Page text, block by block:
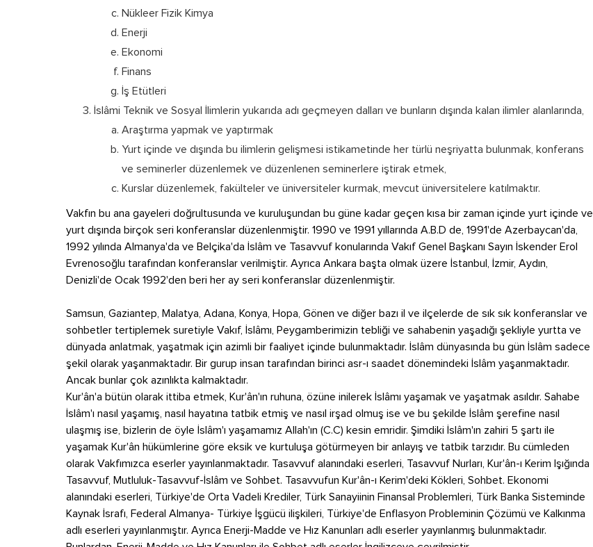
Nükleer Fizik Kimya
Enerji
Ekonomi
Finans
İş Etütleri
İslâmi Teknik ve Sosyal İlimlerin yukarıda adı geçmeyen dalları ve bunların dışında kalan ilimler alanlarında,
Araştırma yapmak ve yaptırmak
Yurt içinde ve dışında bu ilimlerin gelişmesi istikametinde her türlü neşriyatta bulunmak, konferans
ve seminerler düzenlemek ve düzenlenen seminerlere iştirak etmek,
Kurslar düzenlemek, fakülteler ve üniversiteler kurmak, mevcut üniversitelere katılmaktır.
Vakfın bu ana gayeleri doğrultusunda ve kuruluşundan bu güne kadar geçen kısa bir zaman içinde yurt içinde ve
yurt dışında birçok seri konferanslar düzenlenmiştir. 1990 ve 1991 yıllarında A.B.D de, 1991'de Azerbaycan'da,
1992 yılında Almanya'da ve Belçika'da İslâm ve Tasavvuf konularında Vakıf Genel Başkanı Sayın İskender Erol
Evrenosoğlu tarafından konferanslar verilmiştir. Ayrıca Ankara başta olmak üzere İstanbul, İzmir, Aydın,
Denizli'de Ocak 1992'den beri her ay seri konferanslar düzenlenmiştir.
Samsun, Gaziantep, Malatya, Adana, Konya, Hopa, Gönen ve diğer bazı il ve ilçelerde de sık sık konferanslar ve
sohbetler tertiplemek suretiyle Vakıf, İslâmı, Peygamberimizin tebliği ve sahabenin yaşadığı şekliyle yurtta ve
dünyada anlatmak, yaşatmak için azimli bir faaliyet içinde bulunmaktadır. İslâm dünyasında bu gün İslâm sadece
şekil olarak yaşanmaktadır. Bir gurup insan tarafından birinci asr-ı saadet dönemindeki İslâm yaşanmaktadır.
Ancak bunlar çok azınlıkta kalmaktadır.
Kur'ân'a bütün olarak ittiba etmek, Kur'ân'ın ruhuna, özüne inilerek İslâmı yaşamak ve yaşatmak asıldır. Sahabe
İslâm'ı nasıl yaşamış, nasıl hayatına tatbik etmiş ve nasıl irşad olmuş ise ve bu şekilde İslâm şerefine nasıl
ulaşmış ise, bizlerin de öyle İslâm'ı yaşamamız Allah'ın (C.C) kesin emridir. Şimdiki İslâm'ın zahiri 5 şartı ile
yaşamak Kur'ân hükümlerine göre eksik ve kurtuluşa götürmeyen bir anlayış ve tatbik tarzıdır. Bu cümleden
olarak Vakfımızca eserler yayınlanmaktadır. Tasavvuf alanındaki eserleri, Tasavvuf Nurları, Kur'ân-ı Kerim Işığında
Tasavvuf, Mutluluk-Tasavvuf-İslâm ve Sohbet. Tasavvufun Kur'ân-ı Kerim'deki Kökleri, Sohbet. Ekonomi
alanındaki eserleri, Türkiye'de Orta Vadeli Krediler, Türk Sanayiinin Finansal Problemleri, Türk Banka Sisteminde
Kaynak İsrafı, Federal Almanya- Türkiye İşgücü ilişkileri, Türkiye'de Enflasyon Probleminin Çözümü ve Kalkınma
adlı eserleri yayınlanmıştır. Ayrıca Enerji-Madde ve Hız Kanunları adlı eserler yayınlanmış bulunmaktadır.